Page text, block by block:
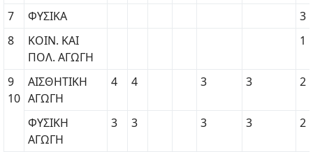
7
ΦΥΣΙΚΑ
3
8
ΚΟΙΝ. KAI
ΠΟΛ. ΑΓΩΓΗ
1
9
10
ΑΙΣΘΗΤΙΚΗ
ΑΓΩΓΗ
4 4 3 3 2
ΦΥΣΙΚΗ
ΑΓΩΓΗ
3 3 3 3 2